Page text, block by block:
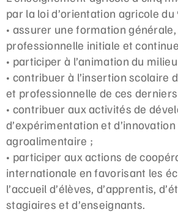
par la loi d’orientation agricole
• assurer une formation
professionnelle initiale et
• participer à l’animation du
• contribuer à l’insertion scolaire
et professionnelle de ces
• contribuer aux activités de
d’expérimentation et
agroalimentaire ;
• participer aux actions de
internationale en favorisant les
l’accueil d’élèves, d’apprentis,
stagiaires et d’enseignants.